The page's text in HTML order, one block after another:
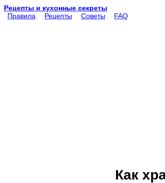
Рецепты и кухонные секреты
Правила
Рецепты Советы FAQ
Как